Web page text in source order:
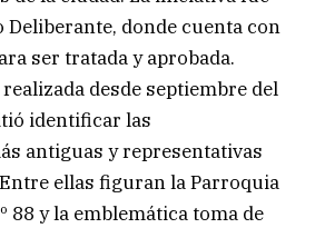
Deliberante, donde cuenta con
ser tratada y aprobada.
desde septiembre del
identificar las
antiguas y representativas
ellas figuran la Parroquia
88 y la emblemática toma de